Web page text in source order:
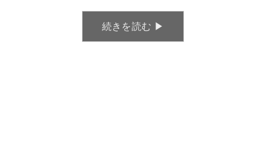
続きを読む ▶︎